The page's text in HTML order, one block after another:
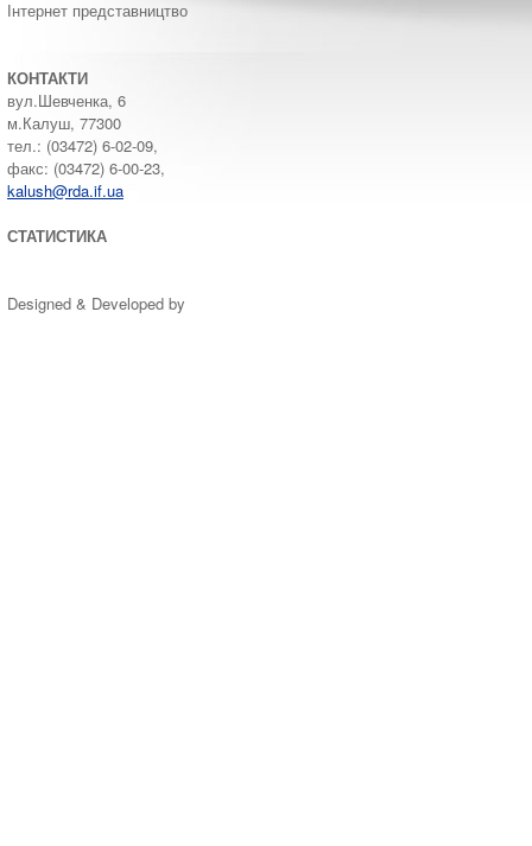
Інтернет представництво
КОНТАКТИ
вул.Шевченка, 6
м.Калуш, 77300
тел.: (03472) 6-02-09,
факс: (03472) 6-00-23,
kalush@rda.if.ua
СТАТИСТИКА
Designed & Developed by